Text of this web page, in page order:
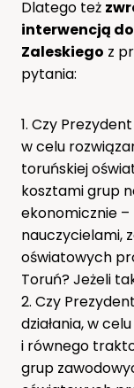
Dlatego też
interwencją
Zaleskiego z
pytania:
1. Czy
w celu
toruńskiej
kosztami grup
ekonomicznie
nauczycielami,
oświatowych
Toruń? Jeżeli
2. Czy
działania, w
i równego
grup